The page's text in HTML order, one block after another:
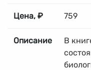
Цена, ₽ 759
Описание
В